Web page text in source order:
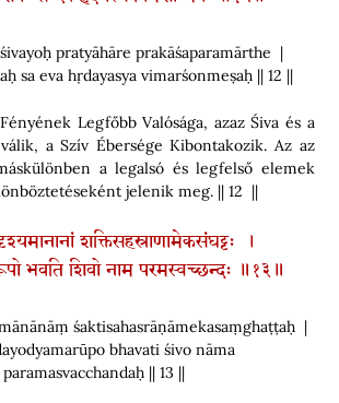
pratyāhāre prakāśaparamārthe |
sa eva hṛdayasya vimarśonmeṣaḥ || 12 ||
Legfőbb Valósága, azaz Śiva és a
a Szív Ébersége Kibontakozik. Az az
a legalsó és legfelső elemek
jelenik meg. || 12 ||
शक्तिसहस्राणामेकसंघट्टः ।
भवति शिवो नाम परमस्वच्छन्दः ॥१३॥
śaktisahasrāṇāmekasaṃghaṭṭaḥ |
bhavati śivo nāma
paramasvacchandaḥ || 13 ||